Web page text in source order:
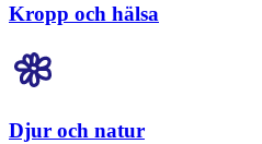
Kropp och hälsa
Djur och natur